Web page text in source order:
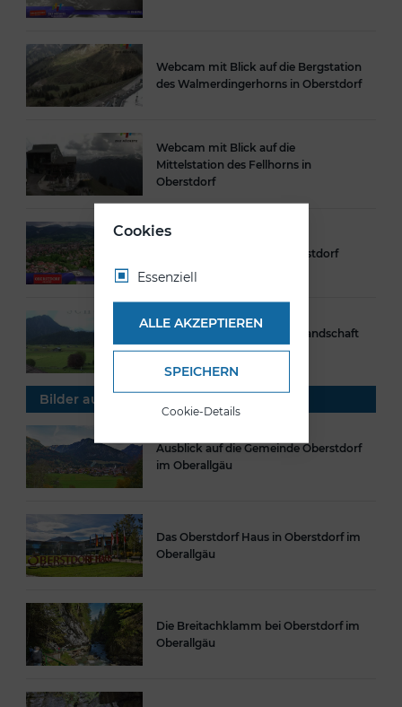
Webcam mit Blick auf die Bergstation
des Walmerdingerhorns in Oberstdorf
Webcam mit Blick auf die
Mittelstation des Fellhorns in
Oberstdorf
Webcam mit Blick auf Oberstdorf
Webcam mit Sicht auf die Landschaft
in Oberstdorf
Bilder aus Oberstdorf
Ausblick auf die Gemeinde Oberstdorf
im Oberallgäu
Das Oberstdorf Haus in Oberstdorf im
Oberallgäu
Die Breitachklamm bei Oberstdorf im
Oberallgäu
Cookies
Essenziell
ALLE AKZEPTIEREN
SPEICHERN
Cookie-Details